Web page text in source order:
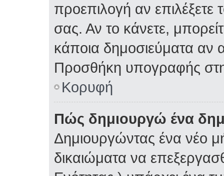
προεπιλογή αν
σας. Αν το κάνετε,
κάποια δημοσιεύματα αν
Προσθήκη υπογραφής
Κορυφή
Πώς δημιουργώ ένα
Δημιουργώντας ένα νέο
δικαιώματα να